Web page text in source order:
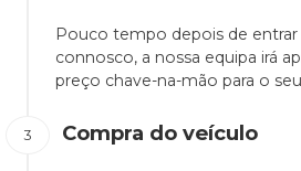
Pouco tempo depois de
connosco, a nossa equipa irá
preço chave-na-mão para o
Compra do veículo